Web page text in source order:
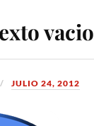
vacio
JULIO 24, 2012